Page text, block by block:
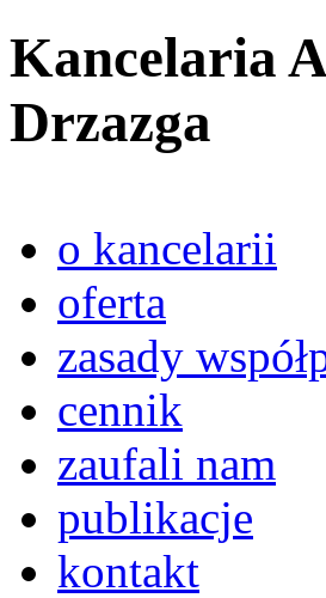
Kancelaria
Drzazga
o kancelarii
oferta
zasady
cennik
zaufali nam
publikacje
kontakt